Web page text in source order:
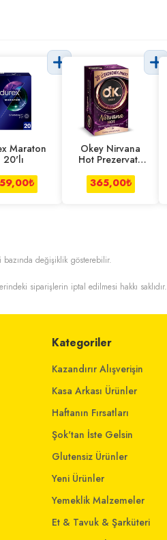
Maraton
20'lı
₺
Okey Nirvana
Hot Prezervatif
20'li
365,00₺
bazında değişiklik gösterebilir.
siparişlerin iptal edilmesi hakkı saklıdır.
Kategoriler
Kazandırır Alışverişin
Kasa Arkası Ürünler
Haftanın Fırsatları
Şok'tan İste Gelsin
Glutensiz Ürünler
Yeni Ürünler
Yemeklik Malzemeler
Et & Tavuk & Şarküteri